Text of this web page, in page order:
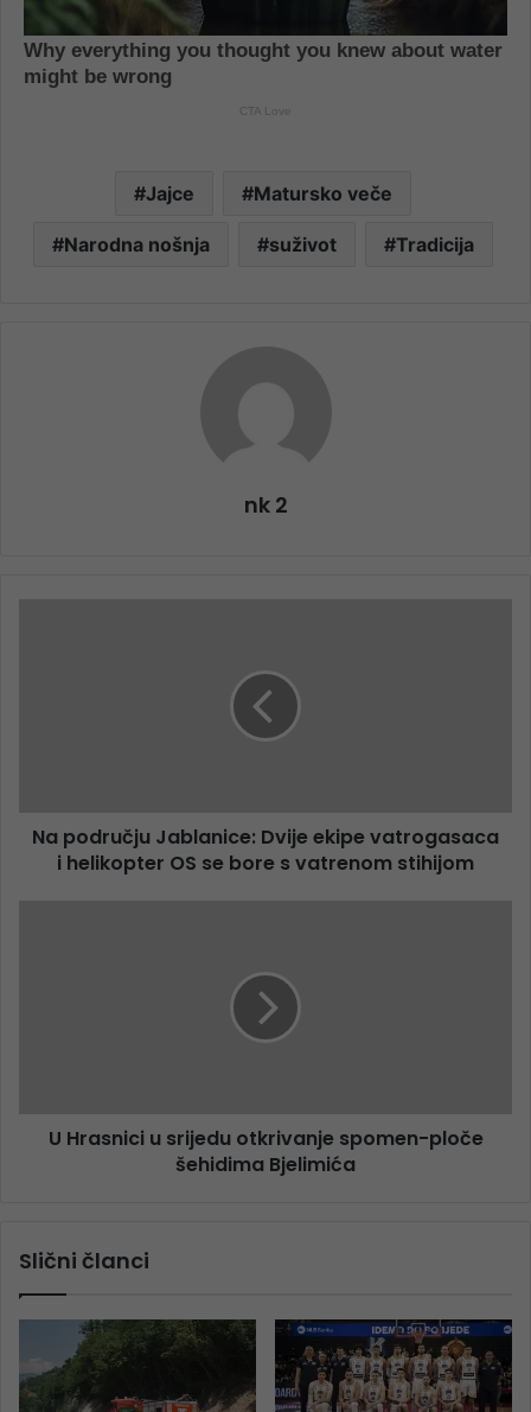
Jajce Matursko veče
Narodna nošnja suživot Tradicija
nk 2
Na području Jablanice: Dvije ekipe vatrogasaca
i helikopter OS se bore s vatrenom stihijom
U Hrasnici u srijedu otkrivanje spomen-ploče
šehidima Bjelimića
Slični članci